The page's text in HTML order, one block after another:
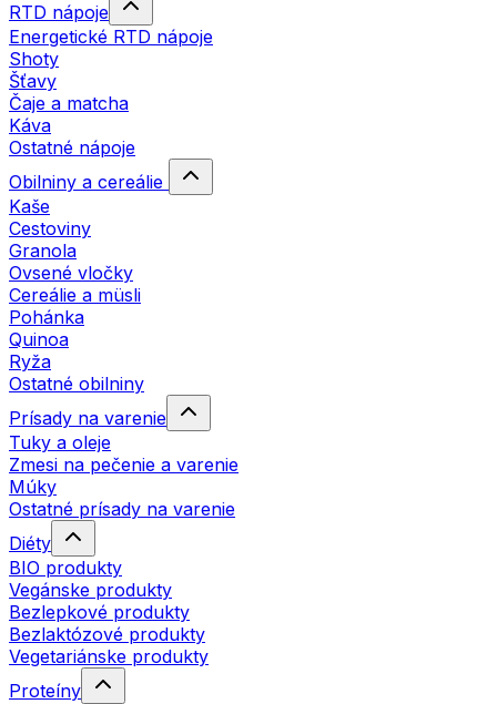
RTD nápoje
Energetické RTD nápoje
Shoty
Šťavy
Čaje a matcha
Káva
Ostatné nápoje
Obilniny a cereálie
Kaše
Cestoviny
Granola
Ovsené vločky
Cereálie a müsli
Pohánka
Quinoa
Ryža
Ostatné obilniny
Prísady na varenie
Tuky a oleje
Zmesi na pečenie a varenie
Múky
Ostatné prísady na varenie
Diéty
BIO produkty
Vegánske produkty
Bezlepkové produkty
Bezlaktózové produkty
Vegetariánske produkty
Proteíny